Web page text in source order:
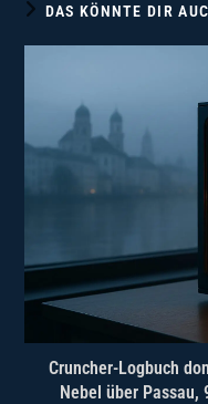
DAS KÖNNTE DIR
Cruncher-Logbuch
Nebel über Passau,